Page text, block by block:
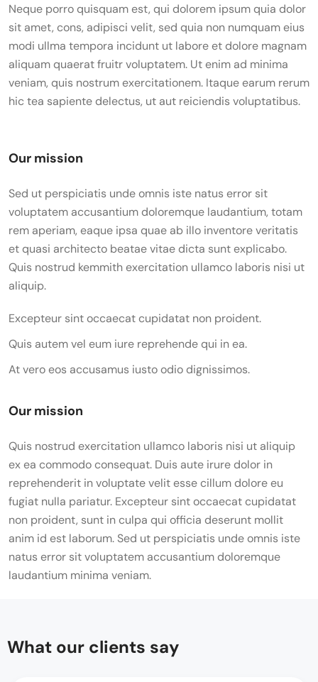
Neque porro quisquam est, qui dolorem ipsum quia dolor
sit amet, cons, adipisci velit, sed quia non numquam eius
modi ullma tempora incidunt ut labore et dolore magnam
aliquam quaerat fruitr voluptatem. Ut enim ad minima
veniam, quis nostrum exercitationem. Itaque earum rerum
hic tea sapiente delectus, ut aut reiciendis voluptatibus.
Our mission
Sed ut perspiciatis unde omnis iste natus error sit
voluptatem accusantium doloremque laudantium, totam
rem aperiam, eaque ipsa quae ab illo inventore veritatis
et quasi architecto beatae vitae dicta sunt explicabo.
Quis nostrud kemmith exercitation ullamco laboris nisi ut
aliquip.
Excepteur sint occaecat cupidatat non proident.
Quis autem vel eum iure reprehende qui in ea.
At vero eos accusamus iusto odio dignissimos.
Our mission
Quis nostrud exercitation ullamco laboris nisi ut aliquip
ex ea commodo consequat. Duis aute irure dolor in
reprehenderit in voluptate velit esse cillum dolore eu
fugiat nulla pariatur. Excepteur sint occaecat cupidatat
non proident, sunt in culpa qui officia deserunt mollit
anim id est laborum. Sed ut perspiciatis unde omnis iste
natus error sit voluptatem accusantium doloremque
laudantium minima veniam.
What our clients say